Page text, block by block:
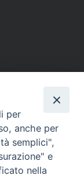
- 13:00
per
anche per
semplici",
e
nella